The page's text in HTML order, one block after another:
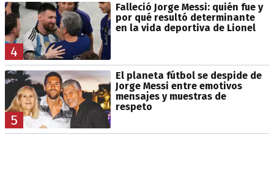
4
Falleció Jorge Messi: quién fue y
por qué resultó determinante
en la vida deportiva de Lionel
5
El planeta fútbol se despide de
Jorge Messi entre emotivos
mensajes y muestras de
respeto